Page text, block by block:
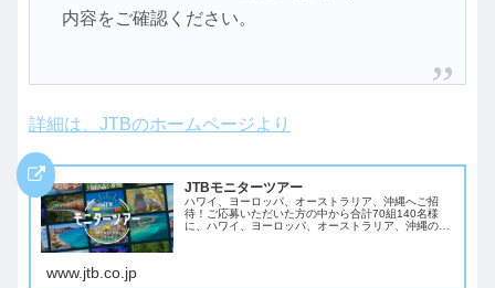
内容をご確認ください。
詳細は、JTBのホームページより
JTBモニターツアー
ハワイ、ヨーロッパ、オーストラリア、沖縄へご招
待！ご応募いただいた方の中から合計70組140名様
に、ハワイ、ヨーロッパ、オーストラリア、沖縄の無
www.jtb.co.jp